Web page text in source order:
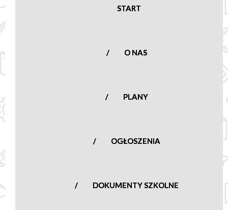
(46) 861 23
START
O NAS
PLANY
OGŁOSZENIA
DOKUMENTY SZKOLNE